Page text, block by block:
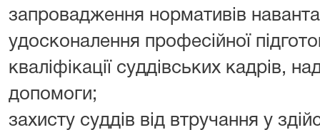
запровадження нормативів
удосконалення професійної
кваліфікації суддівських кадрів,
допомоги;
захисту суддів від втручання у